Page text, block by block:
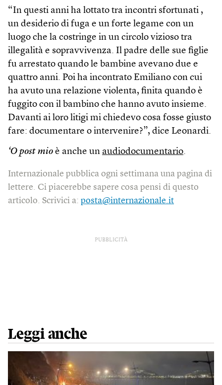
“In questi anni ha lottato tra incontri sfortunati ,
un desiderio di fuga e un forte legame con un
luogo che la costringe in un circolo vizioso tra
illegalità e sopravvivenza. Il padre delle sue figlie
fu arrestato quando le bambine avevano due e
quattro anni. Poi ha incontrato Emiliano con cui
ha avuto una relazione violenta, finita quando è
fuggito con il bambino che hanno avuto insieme.
Davanti ai loro litigi mi chiedevo cosa fosse giusto
fare: documentare o intervenire?”, dice Leonardi.
‘O post mio è anche un audiodocumentario.
Internazionale pubblica ogni settimana una pagina di
lettere. Ci piacerebbe sapere cosa pensi di questo
articolo. Scrivici a: posta@internazionale.it
PUBBLICITÀ
Leggi anche